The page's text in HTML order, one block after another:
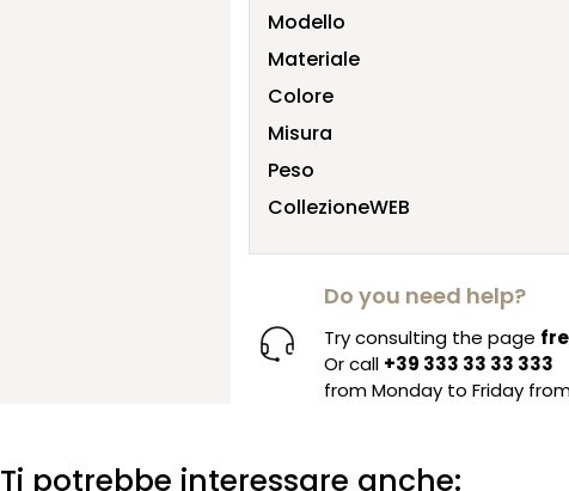
Modello
Materiale
Colore
Misura
Peso
CollezioneWEB
Do you need help?
Try consulting the page
Or call +39 333 33 33 333
from Monday to Friday
Ti potrebbe interessare anche: